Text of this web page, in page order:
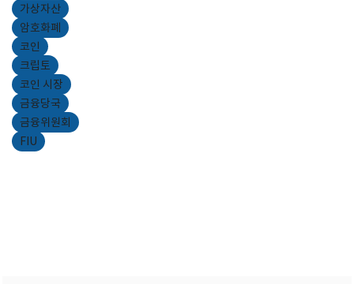
가상자산
암호화폐
코인
크립토
코인 시장
금융당국
금융위원회
FIU